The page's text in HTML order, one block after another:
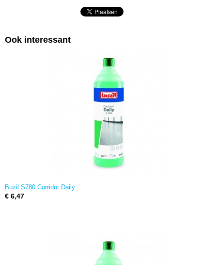
Ook interessant
Buzil S780 Corridor Daily
€ 6,47